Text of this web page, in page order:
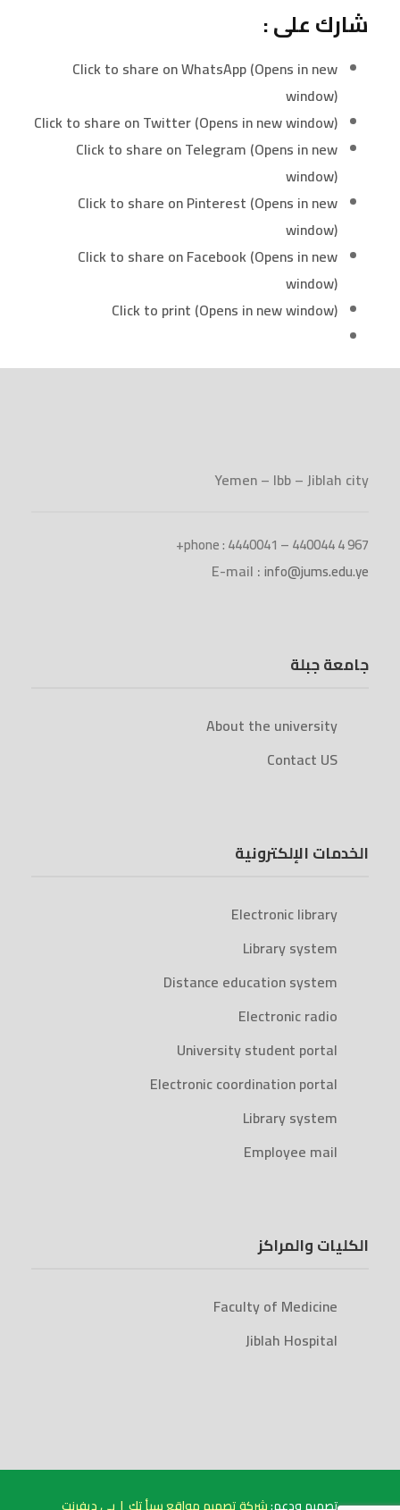
شارك على :
Click to share on WhatsApp (Opens in new
window)
Click to share on Twitter (Opens in new window)
Click to share on Telegram (Opens in new
window)
Click to share on Pinterest (Opens in new
window)
Click to share on Facebook (Opens in new
window)
Click to print (Opens in new window)
Yemen – Ibb – Jiblah city
phone : 4440041 – 440044 4 967+
E-mail :info@jums.edu.ye
جامعة جبلة
About the university
Contact US
الخدمات الإلكترونية
Electronic library
Library system
Distance education system
Electronic radio
University student portal
Electronic coordination portal
Library system
Employee mail
الكليات والمراكز
Faculty of Medicine
Jiblah Hospital